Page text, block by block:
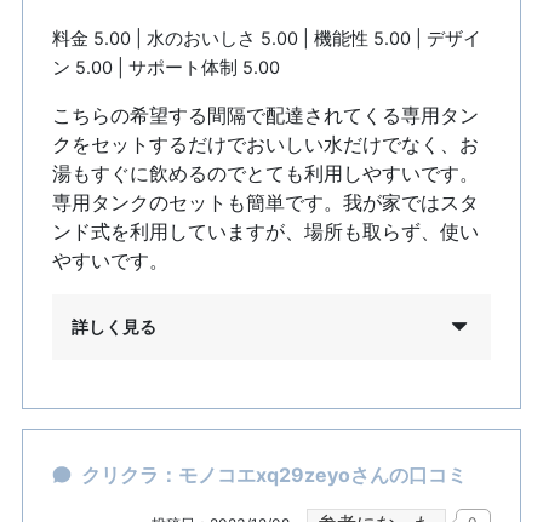
料金 5.00 | 水のおいしさ 5.00 | 機能性 5.00 | デザイ
ン 5.00 | サポート体制 5.00
こちらの希望する間隔で配達されてくる専用タン
クをセットするだけでおいしい水だけでなく、お
湯もすぐに飲めるのでとても利用しやすいです。
専用タンクのセットも簡単です。我が家ではスタ
ンド式を利用していますが、場所も取らず、使い
やすいです。
詳しく見る
クリクラ：モノコエxq29zeyoさんの口コミ